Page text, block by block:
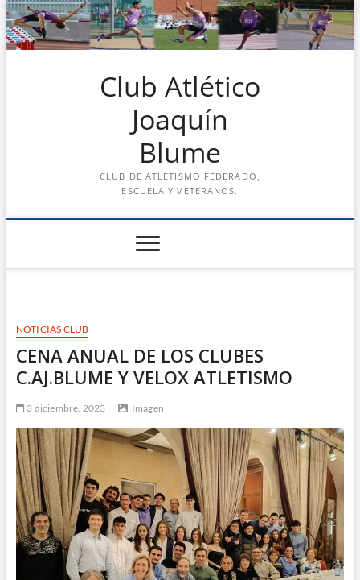
Saltar
al
contenido
Club Atlético
Joaquín
Blume
CLUB DE ATLETISMO FEDERADO,
ESCUELA Y VETERANOS.
NOTICIAS CLUB
CENA ANUAL DE LOS CLUBES
C.AJ.BLUME Y VELOX ATLETISMO
3 diciembre, 2023 Imagen